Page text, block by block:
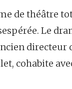
de théâtre
Le
directeur
cohabite